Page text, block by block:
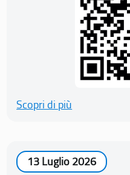
Scopri di più
13 Luglio 2026